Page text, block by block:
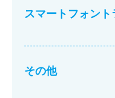
スマートフォント
その他